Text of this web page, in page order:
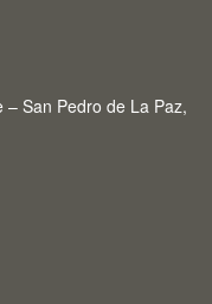
– San Pedro de La Paz,